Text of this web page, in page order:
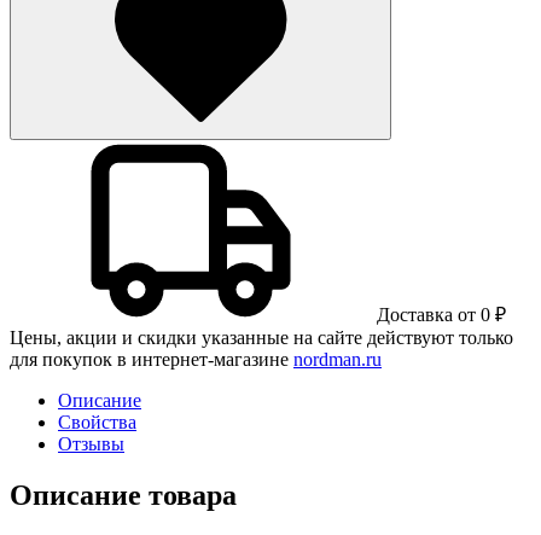
Доставка от 0 ₽
Цены, акции и скидки указанные на сайте действуют только
для покупок в интернет-магазине nordman.ru
Описание
Свойства
Отзывы
Описание товара